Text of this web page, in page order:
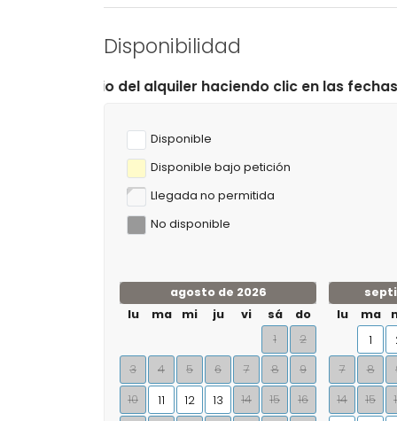
Disponibilidad
haciendo clic en las fechas de llegada y
Disponible
Disponible bajo petición
Llegada no permitida
No disponible
agosto de 2026
lu
ma mi ju vi sá
do
1
2
3
4 5 6 7 8
9
10
11 12 13 14 15
16
lu
ma
1
7
8
14
15